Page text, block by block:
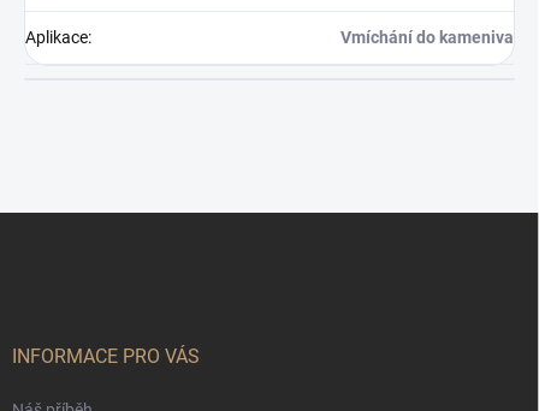
Aplikace: Vmíchání do kameniva
INFORMACE PRO VÁS